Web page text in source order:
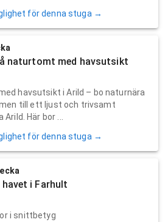
för denna stuga →
naturtomt med havsutsikt
havsutsikt i Arild – bo naturnära
till ett ljust och trivsamt
Här bor ...
för denna stuga →
i Farhult
i snittbetyg